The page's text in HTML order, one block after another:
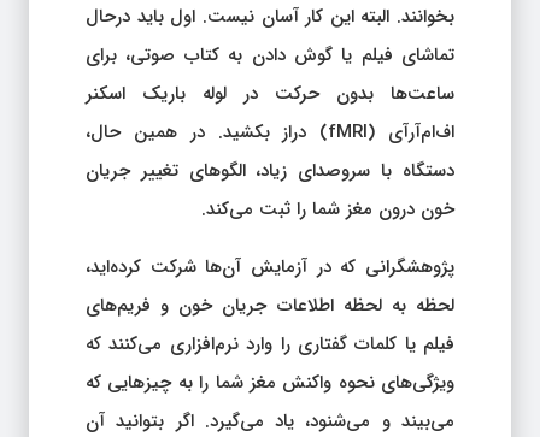
بخوانند. البته این کار آسان نیست. اول باید درحال
تماشای فیلم یا گوش دادن به کتاب‌ صوتی، برای
ساعت‌ها بدون حرکت در لوله باریک اسکنر
اف‌ام‌آرآی (fMRI) دراز بکشید. در همین حال،
دستگاه با سروصدای زیاد، الگوهای تغییر جریان
خون درون مغز شما را ثبت می‌کند.
پژوهشگرانی که در آزمایش آن‌ها شرکت کرده‌اید،
لحظه به لحظه اطلاعات جریان خون و فریم‌های
فیلم یا کلمات گفتاری را وارد نرم‌افزاری می‌کنند که
ویژگی‌های نحوه واکنش مغز شما را به چیزهایی که
می‌بیند و می‌شنود، یاد می‌گیرد. اگر بتوانید آن